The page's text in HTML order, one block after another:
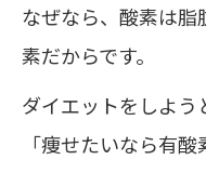
なぜなら、酸素は
素だからです。
ダイエットをしよう
「痩せたいなら有